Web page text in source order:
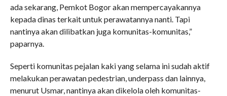
ada sekarang, Pemkot Bogor akan mempercayakannya
kepada dinas terkait untuk perawatannya nanti. Tapi
nantinya akan dilibatkan juga komunitas-komunitas,”
paparnya.
Seperti komunitas pejalan kaki yang selama ini sudah aktif
melakukan perawatan pedestrian, underpass dan lainnya,
menurut Usmar, nantinya akan dikelola oleh komunitas-